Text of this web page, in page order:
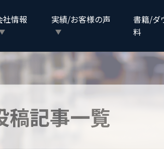
社情報 実績/お客様の声
書籍/ダ
料
稿記事一覧